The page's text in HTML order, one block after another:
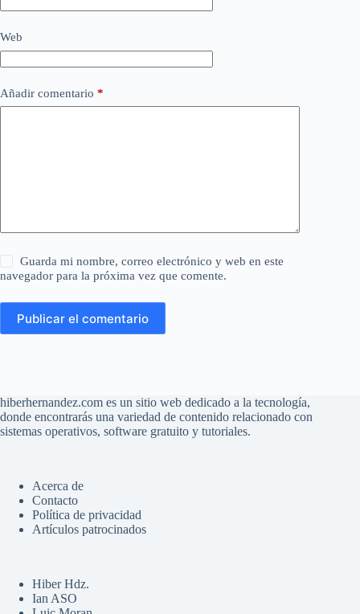
Web
Añadir comentario *
Guarda mi nombre, correo electrónico y web en este
navegador para la próxima vez que comente.
Publicar el comentario
hiberhernandez.com es un sitio web dedicado a la tecnología,
donde encontrarás una variedad de contenido relacionado con
sistemas operativos, software gratuito y tutoriales.
Acerca de
Contacto
Política de privacidad
Artículos patrocinados
Hiber Hdz.
Ian ASO